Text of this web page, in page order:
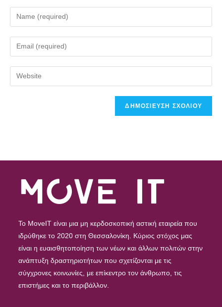
To MoveIT είναι μια μη κερδοσκοπική αστική εταιρεία που
ιδρύθηκε το 2020 στη Θεσσαλονίκη. Κύριος στόχος μας
είναι η ευαισθητοποίηση των νέων και άλλων πολιτών στην
ανάπτυξη δραστηριοτήτων που σχετίζονται με τις
σύγχρονες κοινωνίες, με επίκεντρο τον άνθρωπο, τις
επιστήμες και το περιβάλλον.